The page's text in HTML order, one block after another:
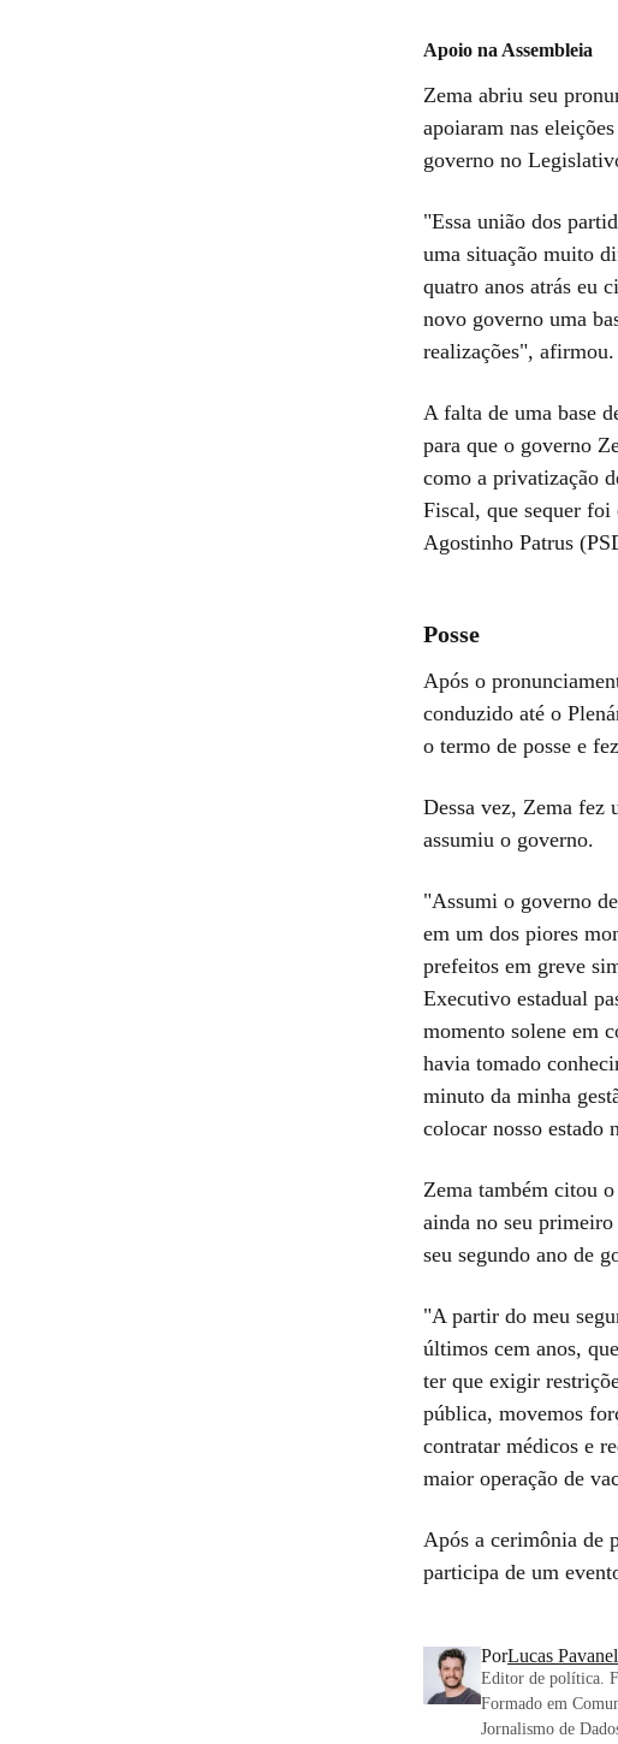
Apoio na Assembleia
Zema abriu seu
apoiaram nas
governo no
"Essa união dos
uma situação muito
quatro anos atrás eu
novo governo uma
realizações", afirmou.
A falta de uma base
para que o governo
como a privatização
Fiscal, que sequer foi
Agostinho Patrus
Posse
Após o
conduzido até o
o termo de posse e
Dessa vez, Zema fez
assumiu o governo.
"Assumi o governo
em um dos piores
prefeitos em greve
Executivo estadual
momento solene em
havia tomado
minuto da minha
colocar nosso estado
Zema também citou
ainda no seu
seu segundo ano de
"A partir do meu
últimos cem anos,
ter que exigir
pública, movemos
contratar médicos e
maior operação de
Após a cerimônia de
participa de um
PorLucas
Editor de política.
Formado em
Jornalismo de